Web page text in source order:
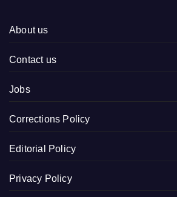
About us
Contact us
Jobs
Corrections Policy
Editorial Policy
Privacy Policy